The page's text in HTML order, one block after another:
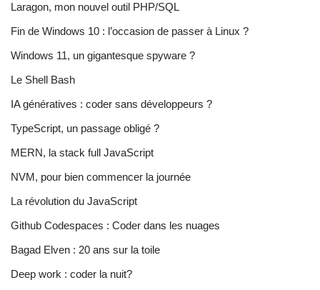
Laragon, mon nouvel outil PHP/SQL
Fin de Windows 10 : l’occasion de passer à Linux ?
Windows 11, un gigantesque spyware ?
Le Shell Bash
IA génératives : coder sans développeurs ?
TypeScript, un passage obligé ?
MERN, la stack full JavaScript
NVM, pour bien commencer la journée
La révolution du JavaScript
Github Codespaces : Coder dans les nuages
Bagad Elven : 20 ans sur la toile
Deep work : coder la nuit?